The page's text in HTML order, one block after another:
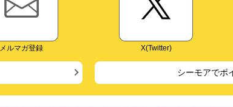
メルマガ登録 X(Twitter)
シーモアでポ